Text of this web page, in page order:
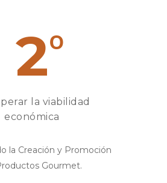
2o
la viabilidad
económica
la Creación y Promoción
Gourmet.